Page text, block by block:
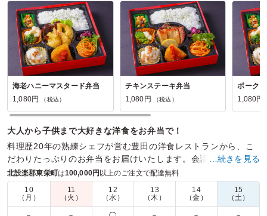
海老ハニーマスタード弁当
1,080円
（税込）
チキンステーキ弁当
1,080円
（税込）
ポーク
1,080円
大人から子供まで大好きな洋食をお弁当で！
料理歴20年の熟練シェフが営む豊田の洋食レストランから、こ
だわりたっぷりのお弁当をお届けいたします。会議やイベント
はもちろん、お集まりなどでもぜひご利用ください。
商品数： 締切日時： 2日前12:00 価格帯：
1,080円～2,538円
配達時間：
10:00～18:00
…続きを見る
北設楽郡東栄町は100,000円以上のご注文で配達無料
10
（月）
11
（火）
12
（水）
13
（木）
14
（金）
15
（土）